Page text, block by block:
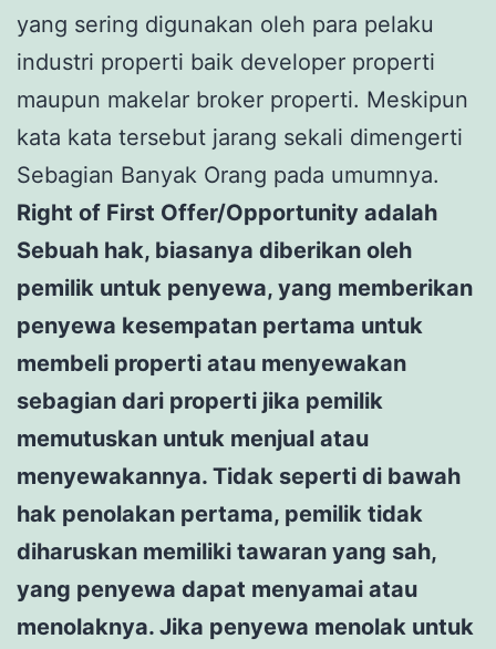
yang sering digunakan oleh para pelaku
industri properti baik developer properti
maupun makelar broker properti. Meskipun
kata kata tersebut jarang sekali dimengerti
Sebagian Banyak Orang pada umumnya.
Right of First Offer/Opportunity adalah
Sebuah hak, biasanya diberikan oleh
pemilik untuk penyewa, yang memberikan
penyewa kesempatan pertama untuk
membeli properti atau menyewakan
sebagian dari properti jika pemilik
memutuskan untuk menjual atau
menyewakannya. Tidak seperti di bawah
hak penolakan pertama, pemilik tidak
diharuskan memiliki tawaran yang sah,
yang penyewa dapat menyamai atau
menolaknya. Jika penyewa menolak untuk